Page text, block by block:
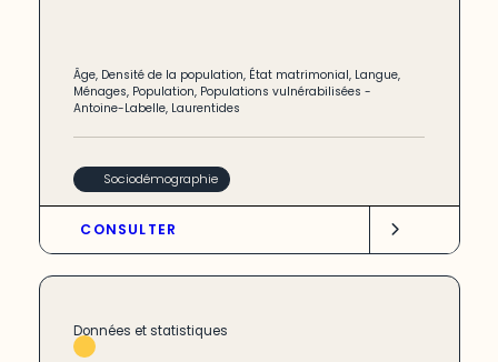
Âge, Densité de la population, État matrimonial, Langue,
Ménages, Population, Populations vulnérabilisées -
Antoine-Labelle, Laurentides
Sociodémographie
CONSULTER
Données et statistiques